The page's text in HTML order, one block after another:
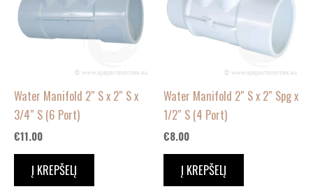
Water Manifold 2″ S x 2″ S x
3/4″ S (6 Port)
€11.00
Į KREPŠELĮ
Water Manifold 2″ S x 2″ Spg x
1/2″ S (4 Port)
€8.00
Į KREPŠELĮ